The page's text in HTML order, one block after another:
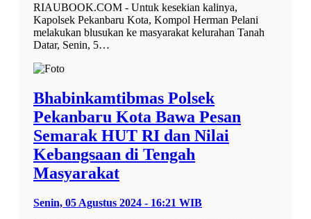
RIAUBOOK.COM - Untuk kesekian kalinya,
Kapolsek Pekanbaru Kota, Kompol Herman Pelani
melakukan blusukan ke masyarakat kelurahan Tanah
Datar, Senin, 5…
Bhabinkamtibmas Polsek
Pekanbaru Kota Bawa Pesan
Semarak HUT RI dan Nilai
Kebangsaan di Tengah
Masyarakat
Senin, 05 Agustus 2024 - 16:21 WIB